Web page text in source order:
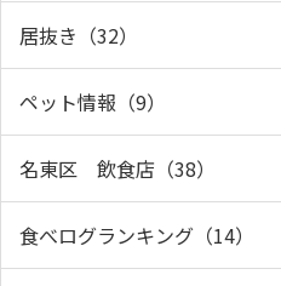
居抜き（32）
ペット情報（9）
名東区 飲食店（38）
食べログランキング（14）